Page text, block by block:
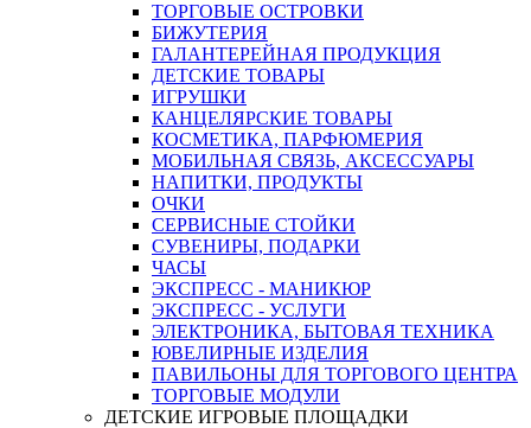
ТОРГОВЫЕ ОСТРОВКИ
БИЖУТЕРИЯ
ГАЛАНТЕРЕЙНАЯ ПРОДУКЦИЯ
ДЕТСКИЕ ТОВАРЫ
ИГРУШКИ
КАНЦЕЛЯРСКИЕ ТОВАРЫ
КОСМЕТИКА, ПАРФЮМЕРИЯ
МОБИЛЬНАЯ СВЯЗЬ, АКСЕССУАРЫ
НАПИТКИ, ПРОДУКТЫ
ОЧКИ
СЕРВИСНЫЕ СТОЙКИ
СУВЕНИРЫ, ПОДАРКИ
ЧАСЫ
ЭКСПРЕСС - МАНИКЮР
ЭКСПРЕСС - УСЛУГИ
ЭЛЕКТРОНИКА, БЫТОВАЯ ТЕХНИКА
ЮВЕЛИРНЫЕ ИЗДЕЛИЯ
ПАВИЛЬОНЫ ДЛЯ ТОРГОВОГО ЦЕНТРА
ТОРГОВЫЕ МОДУЛИ
ДЕТСКИЕ ИГРОВЫЕ ПЛОЩАДКИ